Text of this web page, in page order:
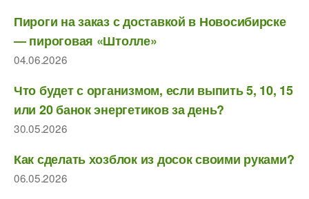
Пироги на заказ с доставкой в Новосибирске
— пироговая «Штолле»
04.06.2026
Что будет с организмом, если выпить 5, 10, 15
или 20 банок энергетиков за день?
30.05.2026
Как сделать хозблок из досок своими руками?
06.05.2026